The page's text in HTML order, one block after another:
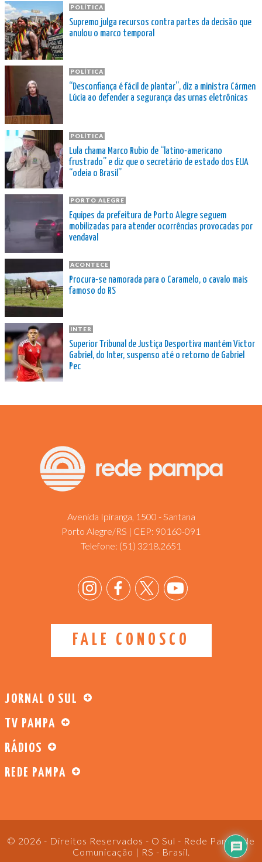
POLÍTICA
Supremo julga recursos contra partes da decisão que
anulou o marco temporal
POLÍTICA
“Desconfiança é fácil de plantar”, diz a ministra Cármen
Lúcia ao defender a segurança das urnas eletrônicas
POLÍTICA
Lula chama Marco Rubio de “latino-americano
frustrado” e diz que o secretário de estado dos EUA
“odeia o Brasil”
PORTO ALEGRE
Equipes da prefeitura de Porto Alegre seguem
mobilizadas para atender ocorrências provocadas por
vendaval
ACONTECE
Procura-se namorada para o Caramelo, o cavalo mais
famoso do RS
INTER
Superior Tribunal de Justiça Desportiva mantém Victor
Gabriel, do Inter, suspenso até o retorno de Gabriel
Pec
Avenida Ipiranga, 1500 - Santana
Porto Alegre/RS | CEP: 90160-091
Telefone: (51) 3218.2651
FALE CONOSCO
JORNAL O SUL
TV PAMPA
RÁDIOS
REDE PAMPA
© 2026 - Direitos Reservados - O Sul - Rede Pampa de
Comunicação | RS - Brasil.